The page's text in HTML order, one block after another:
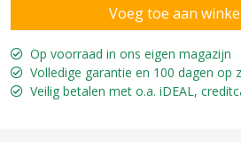
Op voorraad in ons eigen magazijn
Volledige garantie en 100 dagen op
Veilig betalen met o.a. iDEAL,